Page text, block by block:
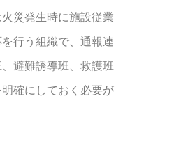
災発生時に施設従業
行う組織で、通報連
避難誘導班、救護班
確にしておく必要が